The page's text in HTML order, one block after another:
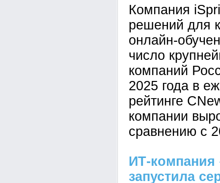
Компания
решений для
онлайн-
число
компаний
2025 года в
рейтинге
компании
сравнению с
ИТ-компания
запустила